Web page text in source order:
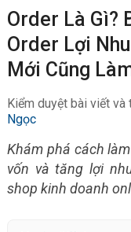
Order Là Gì?
Order Lợi
Mới Cũng
Kiểm duyệt bài viết và
Ngọc
Khám phá cách
vốn và tăng lợi
shop kinh doanh